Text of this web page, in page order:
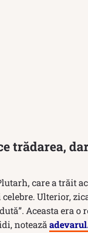
trădarea,
care a trăit
Ulterior,
Aceasta era o
notează